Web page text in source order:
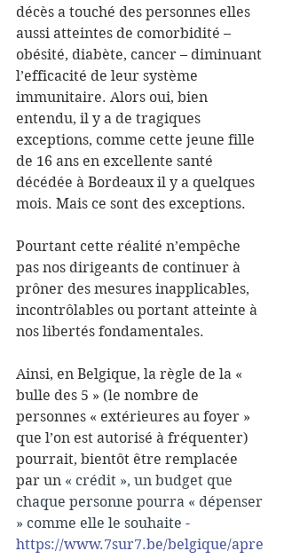
décès a touché des personnes elles
aussi atteintes de comorbidité –
obésité, diabète, cancer – diminuant
l’efficacité de leur système
immunitaire. Alors oui, bien
entendu, il y a de tragiques
exceptions, comme cette jeune fille
de 16 ans en excellente santé
décédée à Bordeaux il y a quelques
mois. Mais ce sont des exceptions.
Pourtant cette réalité n’empêche
pas nos dirigeants de continuer à
prôner des mesures inapplicables,
incontrôlables ou portant atteinte à
nos libertés fondamentales.
Ainsi, en Belgique, la règle de la «
bulle des 5 » (le nombre de
personnes « extérieures au foyer »
que l’on est autorisé à fréquenter)
pourrait, bientôt être remplacée
par un « crédit », un budget que
chaque personne pourra « dépenser
» comme elle le souhaite -
https://www.7sur7.be/belgique/apre